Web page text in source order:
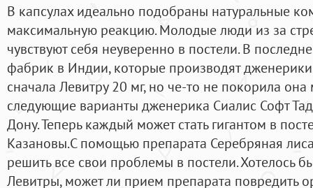
В капсулах идеально подобраны натуральные
максимальную реакцию. Молодые люди из за
чувствуют себя неуверенно в постели. В
фабрик в Индии, которые производят
сначала Левитру 20 мг, но че-то не покорила
следующие варианты дженерика Сиалис Софт
Дону. Теперь каждый может стать гигантом в
Казановы.С помощью препарата Серебряная
решить все свои проблемы в постели. Хотелось
Левитры, может ли прием препарата повредить